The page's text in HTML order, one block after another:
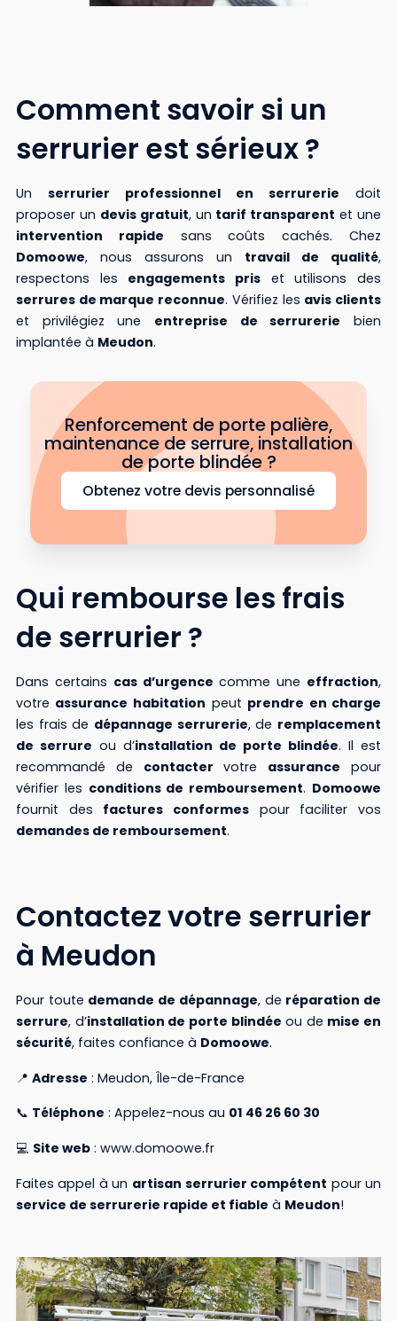
Comment savoir si un
serrurier est sérieux ?
Un serrurier professionnel en serrurerie doit
proposer un devis gratuit, un tarif transparent et une
intervention rapide sans coûts cachés. Chez
Domoowe, nous assurons un travail de qualité,
respectons les engagements pris et utilisons des
serrures de marque reconnue. Vérifiez les avis clients
et privilégiez une entreprise de serrurerie bien
implantée à Meudon.
Renforcement de porte palière,
maintenance de serrure, installation
de porte blindée ?
Obtenez votre devis personnalisé
Qui rembourse les frais
de serrurier ?
Dans certains cas d’urgence comme une effraction,
votre assurance habitation peut prendre en charge
les frais de dépannage serrurerie, de remplacement
de serrure ou d’installation de porte blindée. Il est
recommandé de contacter votre assurance pour
vérifier les conditions de remboursement. Domoowe
fournit des factures conformes pour faciliter vos
demandes de remboursement.
Contactez votre serrurier
à Meudon
Pour toute demande de dépannage, de réparation de
serrure, d’installation de porte blindée ou de mise en
sécurité, faites confiance à Domoowe.
📍 Adresse : Meudon, Île-de-France
📞 Téléphone : Appelez-nous au 01 46 26 60 30
💻 Site web: www.domoowe.fr
Faites appel à un artisan serrurier compétent pour un
service de serrurerie rapide et fiable à Meudon!